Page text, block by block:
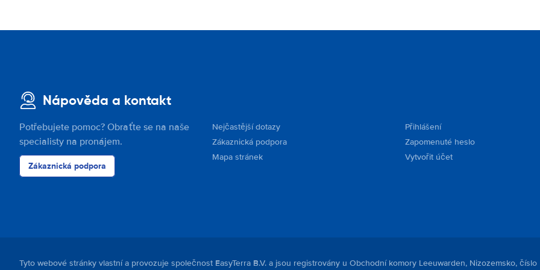
Nápověda a kontakt
Potřebujete pomoc? Obraťte se na naše
specialisty na pronájem.
Zákaznická podpora
Nejčastější dotazy
Zákaznická podpora
Mapa stránek
Přihlášení
Zapomenuté heslo
Vytvořit účet
Tyto webové stránky vlastní a provozuje společnost EasyTerra B.V. a jsou registrovány u Obchodní komory Leeuwarden, Nizozemsko, číslo